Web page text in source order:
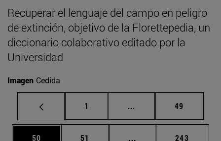
Recuperar el lenguaje del campo en peligro
de extinción, objetivo de la Florettepedia, un
diccionario colaborativo editado por la
Universidad
Imagen Cedida
Página
1 ... Páginas intermedias
Página
49
Página
50 Página
51 ... Páginas intermedias
Página
243